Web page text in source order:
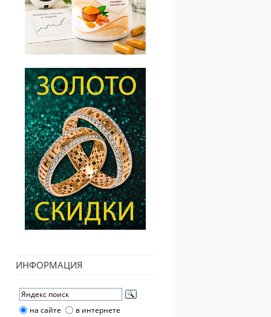
ИНФОРМАЦИЯ
на сайте в интернете